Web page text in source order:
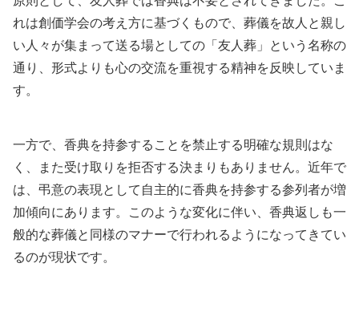
れは創価学会の考え方に基づくもので、葬儀を故人と親し
い人々が集まって送る場としての「友人葬」という名称の
通り、形式よりも心の交流を重視する精神を反映していま
す。
一方で、香典を持参することを禁止する明確な規則はな
く、また受け取りを拒否する決まりもありません。近年で
は、弔意の表現として自主的に香典を持参する参列者が増
加傾向にあります。このような変化に伴い、香典返しも一
般的な葬儀と同様のマナーで行われるようになってきてい
るのが現状です。